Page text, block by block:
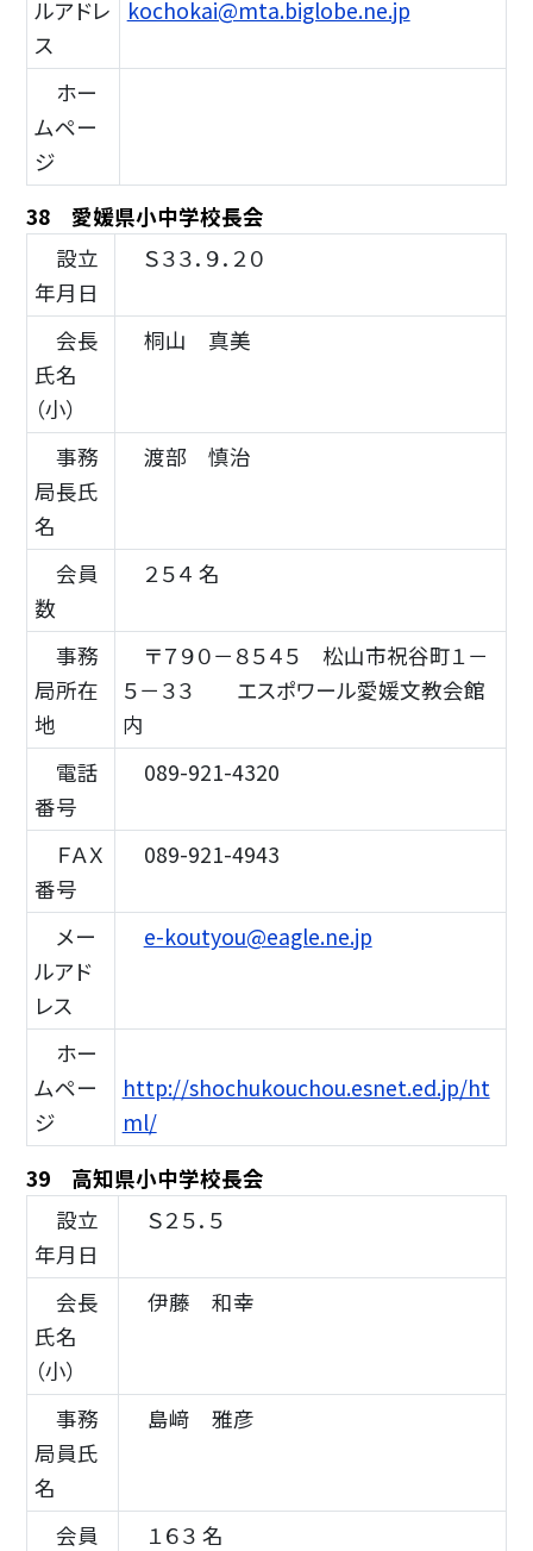
ルアドレ
ス
kochokai@mta.biglobe.ne.jp
ホー
ムペー
ジ
38 愛媛県小中学校長会
設立
年月日
Ｓ３３．９．２０
会長
氏名
（小）
桐山 真美
事務
局長氏
名
渡部 慎治
会員
数
２５４ 名
事務
局所在
地
〒７９０－８５４５ 松山市祝谷町１－
５－３３ エスポワール愛媛文教会館
内
電話
番号
089-921-4320
ＦＡＸ
番号
089-921-4943
メー
ルアド
レス
e-koutyou@eagle.ne.jp
ホー
ムペー
ジ
http://shochukouchou.esnet.ed.jp/ht
ml/
39 高知県小中学校長会
設立
年月日
Ｓ２５．５
会長
氏名
（小）
伊藤 和幸
事務
局員氏
名
島﨑 雅彦
会員
１６３ 名